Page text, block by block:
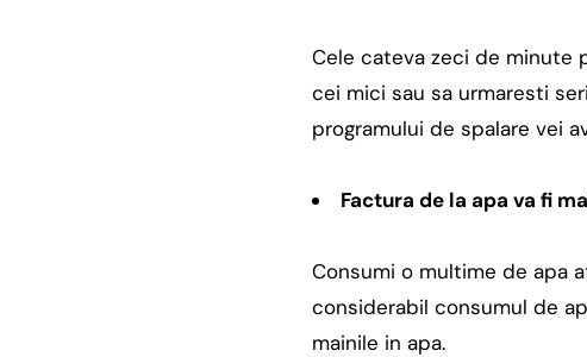
Cele cateva zeci de minute
cei mici sau sa urmaresti
programului de spalare vei
Factura de la apa va fi
Consumi o multime de apa
considerabil consumul de
mainile in apa.